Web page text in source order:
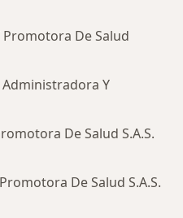
De Salud
Y
De Salud S.A.S.
De Salud S.A.S.